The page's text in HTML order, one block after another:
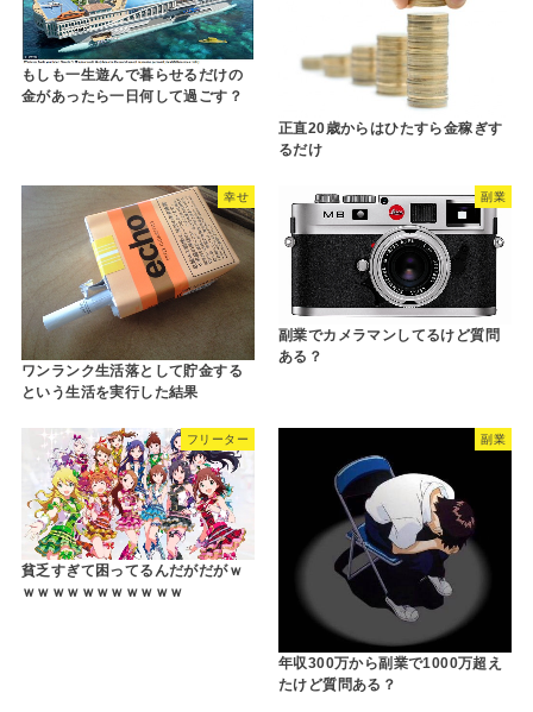
もしも一生遊んで暮らせるだけの
金があったら一日何して過ごす？
正直20歳からはひたすら金稼ぎす
るだけ
幸せ
ワンランク生活落として貯金する
という生活を実行した結果
副業
副業でカメラマンしてるけど質問
ある？
フリーター
貧乏すぎて困ってるんだがだがｗ
ｗｗｗｗｗｗｗｗｗｗｗ
副業
年収300万から副業で1000万超え
たけど質問ある？